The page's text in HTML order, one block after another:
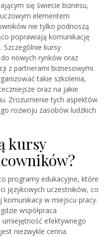
się świecie biznesu,
elementem
nie tylko podnoszą
poprawiają komunikację
kursy
nowych rynków oraz
z partnerami biznesowymi.
takie szkolenia,
oraz na jakie
Zrozumienie tych aspektów
rozwoju zasobów ludzkich
kursy
programy edukacyjne, które
językowych uczestników, co
komunikacji w miejscu pracy.
współpraca
efektywnego
niezwykle cenna.